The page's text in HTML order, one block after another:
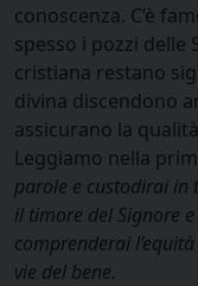
conoscenza. C’è
spesso i pozzi delle
cristiana restano
divina discendono
assicurano la
Leggiamo nella
parole e custodirai
il timore del Signore
comprenderai
vie del bene.